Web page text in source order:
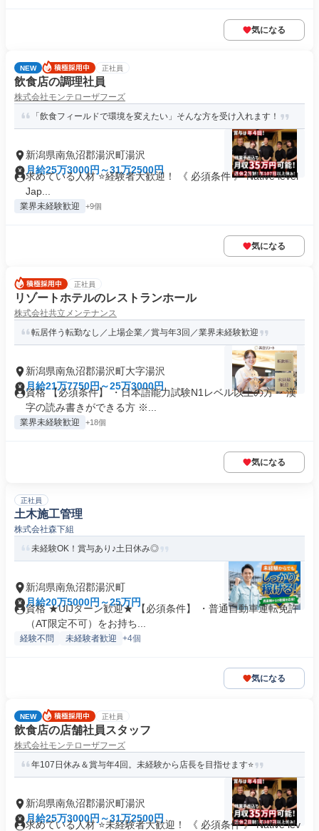
気になる
NEW 正社員
飲食店の調理社員
株式会社モンテローザフーズ
「飲食フィールドで環境を変えたい」そんな方を受け入れます！
新潟県南魚沼郡湯沢町湯沢
月給25万3000円～31万2500円
求めている人材 ⭐経験者大歓迎！ 《 必須条件 》 Native level
Jap...
業界未経験歓迎 +9個
気になる
正社員
リゾートホテルのレストランホール
株式会社共立メンテナンス
転居伴う転勤なし／上場企業／賞与年3回／業界未経験歓迎
新潟県南魚沼郡湯沢町大字湯沢
月給21万7750円～25万3000円
資格 【必須条件】 ・日本語能力試験N1レベル以上の方 ・漢
字の読み書きができる方 ※...
業界未経験歓迎 +18個
気になる
正社員
土木施工管理
株式会社森下組
未経験OK！賞与あり♪土日休み◎
新潟県南魚沼郡湯沢町
月給20万5000円～25万円
資格 ★UIJターン歓迎★ 【必須条件】 ・普通自動車運転免許
（AT限定不可）をお持ち...
経験不問 未経験者歓迎 +4個
気になる
NEW 正社員
飲食店の店舗社員スタッフ
株式会社モンテローザフーズ
年107日休み＆賞与年4回。未経験から店長を目指せます⭐️
新潟県南魚沼郡湯沢町湯沢
月給25万3000円～31万2500円
求めている人材 ⭐未経験者大歓迎！ 《 必須条件 》 Native lev